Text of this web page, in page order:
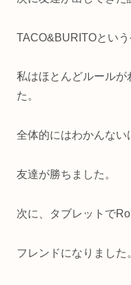
TACO&BURITOという
私はほとんどルールが
た。
全体的にはわかんない
友達が勝ちました。
次に、タブレットで
フレンドになりました